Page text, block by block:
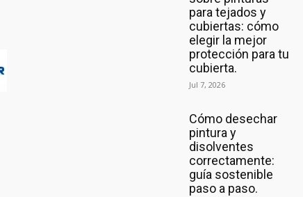
para tejados y
cubiertas: cómo
elegir la mejor
protección para tu
cubierta.
Jul 7, 2026
Cómo desechar
pintura y
disolventes
correctamente:
guía sostenible
paso a paso.